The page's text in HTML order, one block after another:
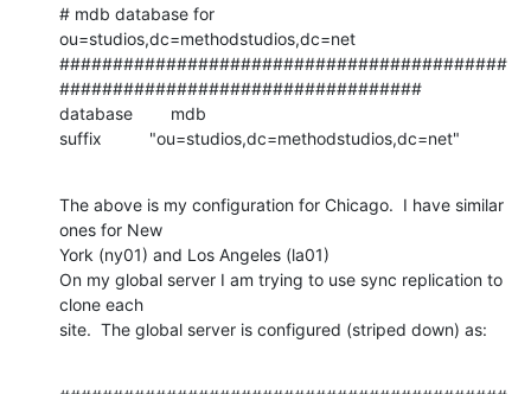
# mdb database for
ou=studios,dc=methodstudios,dc=net
##########################################
##################################
database        mdb
suffix          "ou=studios,dc=methodstudios,dc=net"
The above is my configuration for Chicago.  I have similar
ones for New
York (ny01) and Los Angeles (la01)
On my global server I am trying to use sync replication to
clone each
site.  The global server is configured (striped down) as: